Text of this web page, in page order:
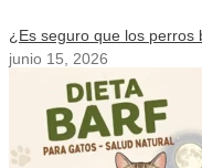
¿Es seguro que los perros
junio 15, 2026